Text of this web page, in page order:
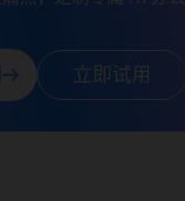
立即试用